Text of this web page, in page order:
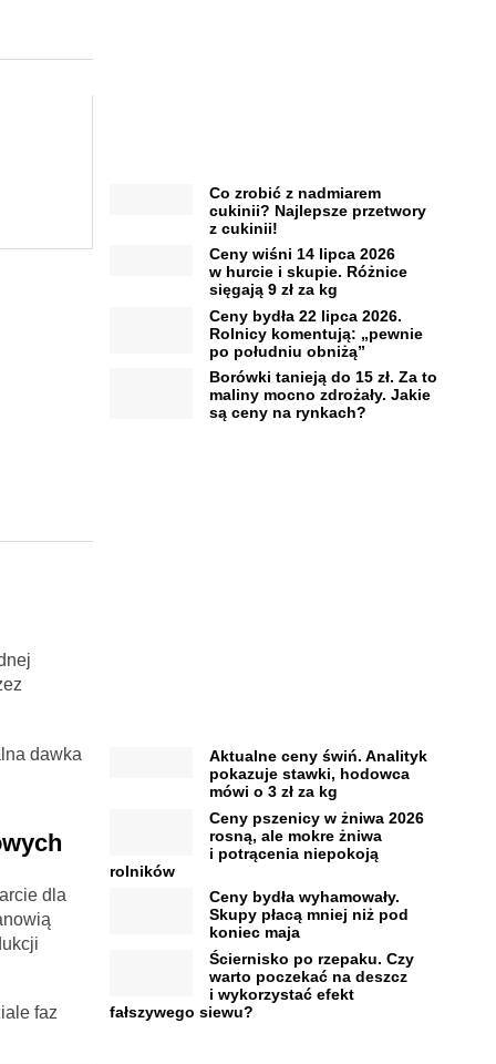
dawka
dla
faz
Co zrobić z nadmiarem
cukinii? Najlepsze przetwory
z cukinii!
Ceny wiśni 14 lipca 2026
w hurcie i skupie. Różnice
sięgają 9 zł za kg
Ceny bydła 22 lipca 2026.
Rolnicy komentują: „pewnie
po południu obniżą”
Borówki tanieją do 15 zł. Za to
maliny mocno zdrożały. Jakie
są ceny na rynkach?
Aktualne ceny świń. Analityk
pokazuje stawki, hodowca
mówi o 3 zł za kg
Ceny pszenicy w żniwa 2026
rosną, ale mokre żniwa
i potrącenia niepokoją
rolników
Ceny bydła wyhamowały.
Skupy płacą mniej niż pod
koniec maja
Ściernisko po rzepaku. Czy
warto poczekać na deszcz
i wykorzystać efekt
fałszywego siewu?